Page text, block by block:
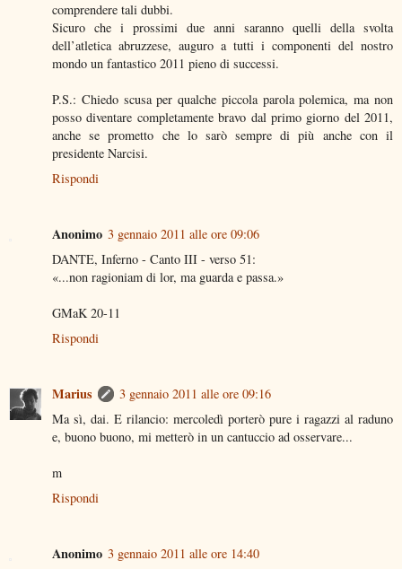
comprendere tali dubbi.
Sicuro che i prossimi due anni saranno quelli della svolta
dell’atletica abruzzese, auguro a tutti i componenti del nostro
mondo un fantastico 2011 pieno di successi.
P.S.: Chiedo scusa per qualche piccola parola polemica, ma non
posso diventare completamente bravo dal primo giorno del 2011,
anche se prometto che lo sarò sempre di più anche con il
presidente Narcisi.
Rispondi
Anonimo 3 gennaio 2011 alle ore 09:06
DANTE, Inferno - Canto III - verso 51:
«...non ragioniam di lor, ma guarda e passa.»
GMaK 20-11
Rispondi
Marius
3 gennaio 2011 alle ore 09:16
Ma sì, dai. E rilancio: mercoledì porterò pure i ragazzi al raduno
e, buono buono, mi metterò in un cantuccio ad osservare...
m
Rispondi
Anonimo 3 gennaio 2011 alle ore 14:40